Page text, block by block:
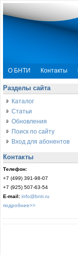
О БНТИ Контакты
Разделы сайта
Каталог
Статьи
Обновления
Поиск по сайту
Вход для абонентов
Контакты
Телефон:
+7 (499) 391-98-07
+7 (925) 507-63-54
E-mail: info@bnti.ru
подробнее>>